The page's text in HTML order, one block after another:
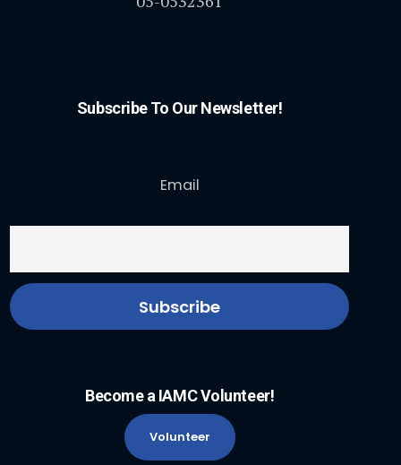
Subscribe To Our Newsletter!
Email
Become a IAMC Volunteer!
Volunteer